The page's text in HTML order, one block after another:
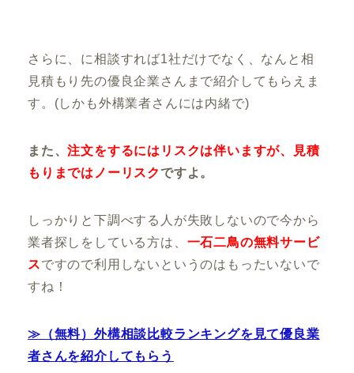
さらに、 に相談すれば1社だけでなく、なんと相
見積もり先の優良企業さんまで紹介してもらえま
す。 (しかも外構業者さんには内緒で)
また、注文をするにはリスクは伴いますが、見積
もりまではノーリスクですよ。
しっかりと下調べする人が失敗しないので今から
業者探しをしている方は、 一石二鳥の無料サービ
スですので利用しないというのはもったいないで
すね！
≫（無料）外構相談比較ランキングを見て優良業
者さんを紹介してもらう